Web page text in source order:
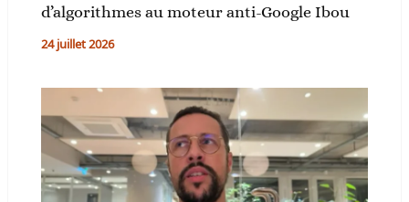
d’algorithmes au moteur anti-Google Ibou
24 juillet 2026